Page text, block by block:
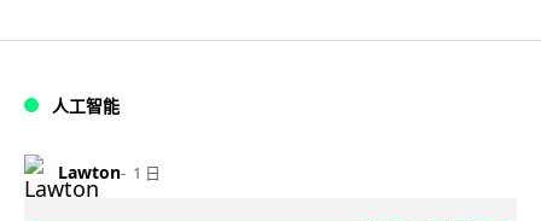
人工智能
Lawton 1 日